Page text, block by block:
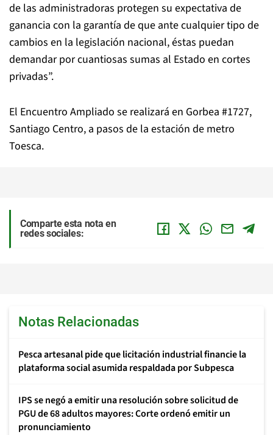
de las administradoras protegen su expectativa de
ganancia con la garantía de que ante cualquier tipo de
cambios en la legislación nacional, éstas puedan
demandar por cuantiosas sumas al Estado en cortes
privadas”.
El Encuentro Ampliado se realizará en Gorbea #1727,
Santiago Centro, a pasos de la estación de metro
Toesca.
Comparte esta nota en
redes sociales:
Notas Relacionadas
Pesca artesanal pide que licitación industrial financie la
plataforma social asumida respaldada por Subpesca
IPS se negó a emitir una resolución sobre solicitud de
PGU de 68 adultos mayores: Corte ordenó emitir un
pronunciamiento